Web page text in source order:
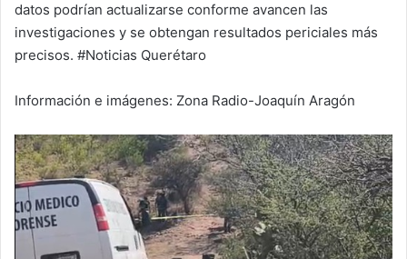
datos podrían actualizarse conforme avancen las
investigaciones y se obtengan resultados periciales más
precisos. #Noticias Querétaro
Información e imágenes: Zona Radio-Joaquín Aragón